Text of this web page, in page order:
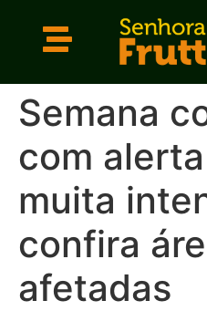
Semana
com
muita
confira
afetadas